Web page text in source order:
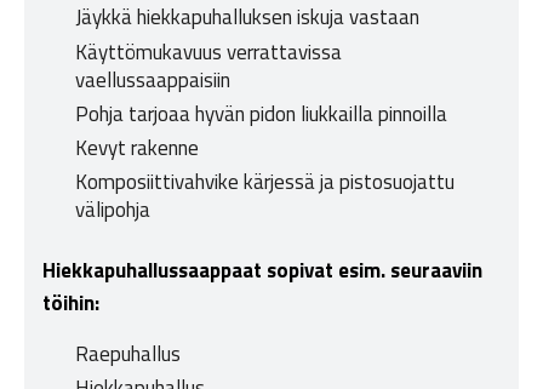
Jäykkä hiekkapuhalluksen iskuja vastaan
Käyttömukavuus verrattavissa
vaellussaappaisiin
Pohja tarjoaa hyvän pidon liukkailla pinnoilla
Kevyt rakenne
Komposiittivahvike kärjessä ja pistosuojattu
välipohja
Hiekkapuhallussaappaat sopivat esim. seuraaviin
töihin:
Raepuhallus